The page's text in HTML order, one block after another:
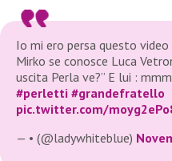
Io mi ero persa questo
Mirko se conosce Luca
uscita Perla ve?” E lui :
#perletti #grandefratello
pic.twitter.com/
— • (@ladywhiteblue)